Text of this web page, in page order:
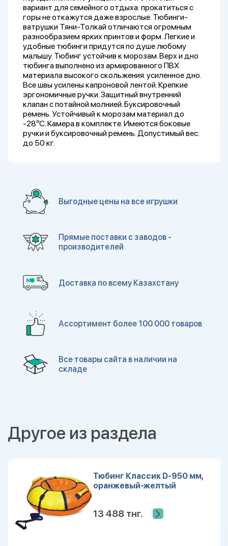
вариант для семейного отдыха: прокатиться с
горы не откажутся даже взрослые. Тюбинги-
ватрушки Тяни-Толкай отличаются огромным
разнообразием ярких принтов и форм. Легкие и
удобные тюбинги придутся по душе любому
малышу. Тюбинг устойчив к морозам. Верх и дно
тюбинга выполнено из армированного ПВХ
материала высокого скольжения. усиленное дно.
Все швы усилены капроновой лентой. Крепкие
эргономичные ручки. Защитный внутренний
клапан с потайной молнией. Буксировочный
ремень. Устойчивый к морозам материал до
-28ºС. Камера в комплекте. Имеются боковые
ручки и буксировочный ремень. Допустимый вес:
до 50 кг.
Выгодные цены на все игрушки
Прямые поставки с заводов -
производителей
Доставка по всему Казахстану
Ассортимент более 100 000 товаров
Все товары сайта в наличии на
складе
Другое из раздела
Тюбинг Классик D-950 мм,
оранжевый-желтый
13 488 тнг.